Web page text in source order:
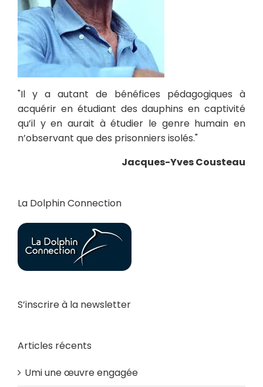
"Il y a autant de bénéfices pédagogiques à
acquérir en étudiant des dauphins en captivité
qu’il y en aurait à étudier le genre humain en
n’observant que des prisonniers isolés."
Jacques-Yves Cousteau
La Dolphin Connection
S’inscrire à la newsletter
Articles récents
Umi une œuvre engagée